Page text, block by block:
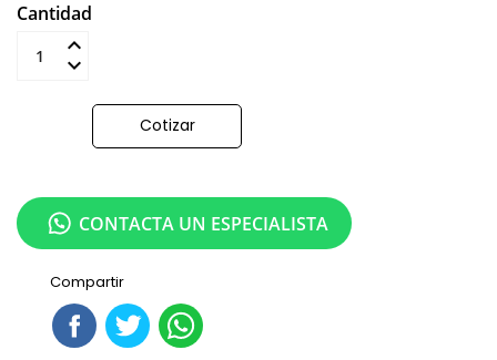
Cantidad
Cotizar
Compartir
CONTACTA UN ESPECIALISTA